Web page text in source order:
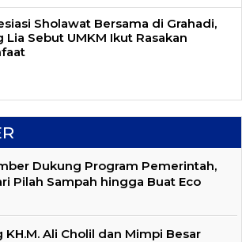
Sholawat Bersama di Grahadi,
Lia Sebut UMKM Ikut Rasakan
Dukung Program Pemerintah,
Pilah Sampah hingga Buat Eco
KH.M. Ali Cholil dan Mimpi Besar